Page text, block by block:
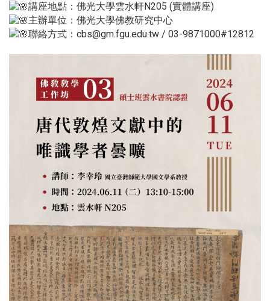
講座地點：佛光大學雲水軒N205 (實體講座)
主辦單位：佛光大學佛教研究中心
聯絡方式：cbs@gm.fgu.edu.tw / 03-9871000#12812